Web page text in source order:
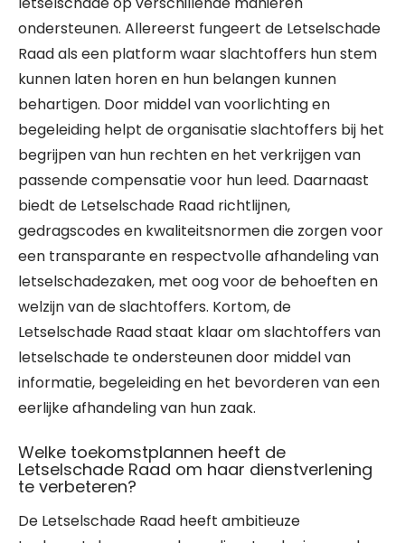
ondersteunen. Allereerst fungeert de Letselschade
Raad als een platform waar slachtoffers hun stem
kunnen laten horen en hun belangen kunnen
behartigen. Door middel van voorlichting en
begeleiding helpt de organisatie slachtoffers bij het
begrijpen van hun rechten en het verkrijgen van
passende compensatie voor hun leed. Daarnaast
biedt de Letselschade Raad richtlijnen,
gedragscodes en kwaliteitsnormen die zorgen voor
een transparante en respectvolle afhandeling van
letselschadezaken, met oog voor de behoeften en
welzijn van de slachtoffers. Kortom, de
Letselschade Raad staat klaar om slachtoffers van
letselschade te ondersteunen door middel van
informatie, begeleiding en het bevorderen van een
eerlijke afhandeling van hun zaak.
Welke toekomstplannen heeft de
Letselschade Raad om haar dienstverlening
te verbeteren?
De Letselschade Raad heeft ambitieuze